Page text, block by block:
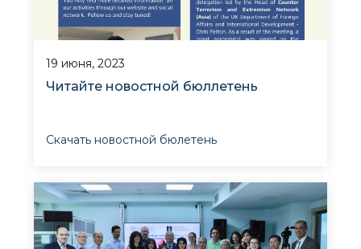
19 июня, 2023
Читайте новостной бюллетень
Скачать новостной бюлетень